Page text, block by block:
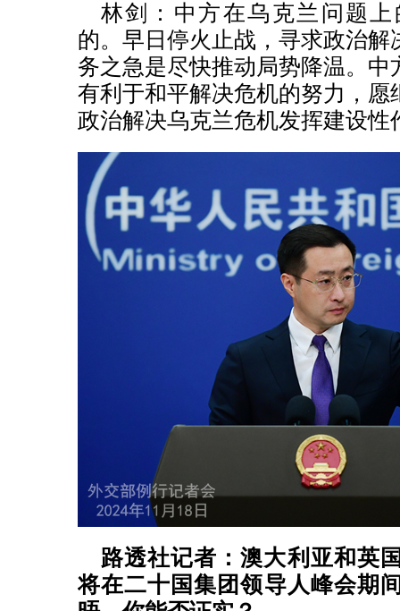
林剑：中方在乌克兰问题
的。早日停火止战，寻求政治解
务之急是尽快推动局势降温。中
有利于和平解决危机的努力，愿
政治解决乌克兰危机发挥建设性
路透社记者：澳大利亚和英
将在二十国集团领导人峰会期